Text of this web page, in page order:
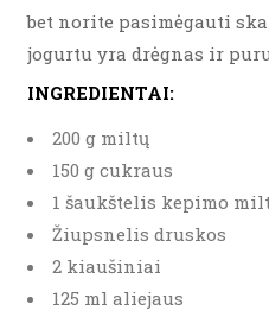
bet norite pasimėgauti
jogurtu yra drėgnas ir
INGREDIENTAI:
200 g miltų
150 g cukraus
1 šaukštelis kepimo
Žiupsnelis druskos
2 kiaušiniai
125 ml aliejaus